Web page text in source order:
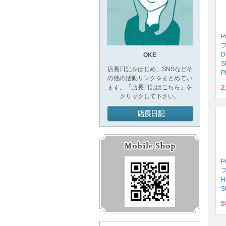
OKE
店長日記をはじめ、SNSなどそ
の他の活動リンクをまとめてい
ます。「店長日記はこちら」を
クリックして下さい。